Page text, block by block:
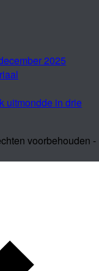
2025
uitmondde in drie
voorbehouden -